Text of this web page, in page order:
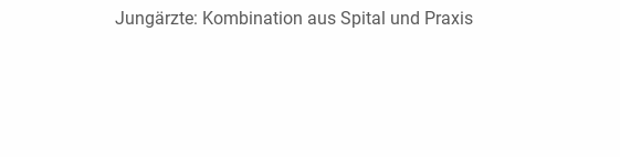
Jungärzte: Kombination aus Spital und Praxis